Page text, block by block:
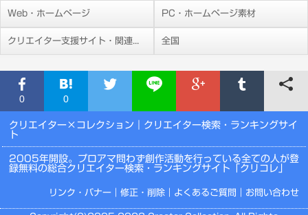
Web・ホームページ PC・ホームページ素材
クリエイター支援サイト・関連施設 全国
0 0
クリエイター×コレクション ｜クリエイター検索・ランキングサイ
ト
2005年開設。プロアマ問わず創作活動を行っている全ての人が登
録無料の総合クリエイター検索・ランキングサイト「クリコレ」
リンク・バナー 修正・削除 よくあるご質問 お問い合わせ